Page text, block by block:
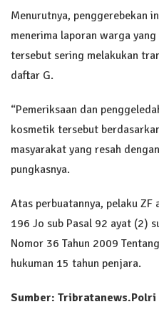
Menurutnya, penggerebekan
menerima laporan warga
tersebut sering melakukan
daftar G.
“Pemeriksaan dan
kosmetik tersebut
masyarakat yang resah
pungkasnya.
Atas perbuatannya, pelaku ZF
196 Jo sub Pasal 92 ayat (2)
Nomor 36 Tahun 2009
hukuman 15 tahun penjara.
Sumber: